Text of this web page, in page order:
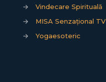
→
Vindecare Spirituală
→
MISA Senzațional TV
→
Yogaesoteric